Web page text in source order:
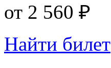
от 2 560 ₽
Найти билет